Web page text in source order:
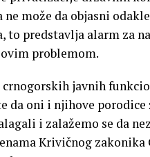
može da objasni
predstavlja alarm za
problemom.
javnih
da oni i njihove porodice
i zalažemo se da
Krivičnog zakonika